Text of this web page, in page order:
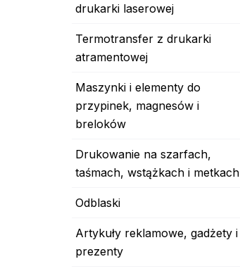
drukarki laserowej
Termotransfer z drukarki
atramentowej
Maszynki i elementy do
przypinek, magnesów i
breloków
Drukowanie na szarfach,
taśmach, wstążkach i metkach
Odblaski
Artykuły reklamowe, gadżety i
prezenty